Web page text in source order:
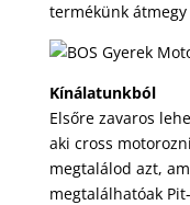
termékünk
Kínálatunkból
Elsőre zavaros
aki cross
megtalálod azt,
megtalálhatóak